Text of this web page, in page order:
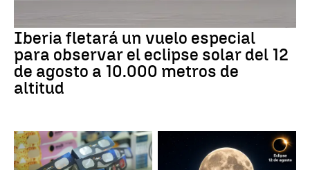
Iberia fletará un vuelo especial
para observar el eclipse solar del 12
de agosto a 10.000 metros de
altitud